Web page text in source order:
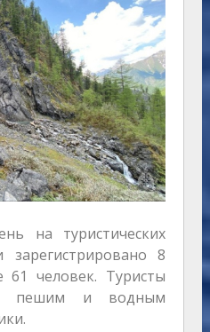
на туристических
зарегистрировано 8
61 человек. Туристы
пешим и водным